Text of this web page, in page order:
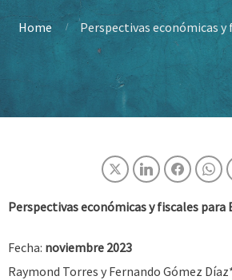
Home Perspectivas económicas y
Perspectivas económicas y fiscales para
Fecha: noviembre 2023
Raymond Torres y Fernando Gómez